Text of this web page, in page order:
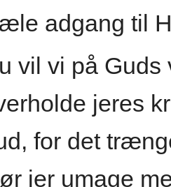
adgang til
vil vi på Guds
jeres
for det
jer umage